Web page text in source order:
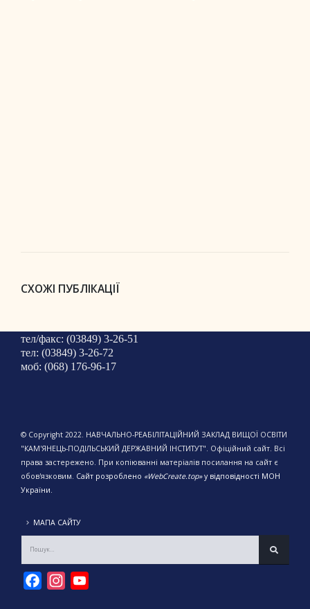
СХОЖІ ПУБЛІКАЦІЇ
тел/факс: (03849) 3-26-51
тел: (03849) 3-26-72
моб: (068) 176-96-17
© Copyright 2022. НАВЧАЛЬНО-РЕАБІЛІТАЦІЙНИЙ ЗАКЛАД ВИЩОЇ ОСВІТИ
"КАМ'ЯНЕЦЬ-ПОДІЛЬСЬКИЙ ДЕРЖАВНИЙ ІНСТИТУТ". Офіційний сайт. Всі
права застережено. При копіюванні матеріалів посилання на сайт є
обов'язковим. Сайт розроблено «WebCreate.top»у відповідності МОН
України.
МАПА САЙТУ
FacebookInstagram